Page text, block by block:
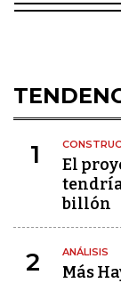
1
El
tendría
billón
2 ANÁLISIS
Más